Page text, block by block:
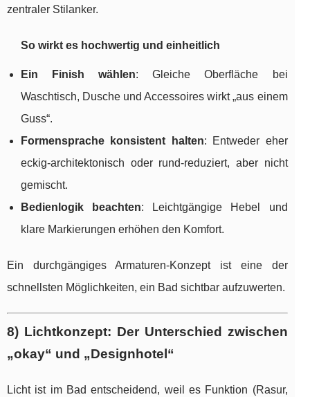
zentraler Stilanker.
So wirkt es hochwertig und einheitlich
Ein Finish wählen: Gleiche Oberfläche bei
Waschtisch, Dusche und Accessoires wirkt „aus einem
Guss“.
Formensprache konsistent halten: Entweder eher
eckig-architektonisch oder rund-reduziert, aber nicht
gemischt.
Bedienlogik beachten: Leichtgängige Hebel und
klare Markierungen erhöhen den Komfort.
Ein durchgängiges Armaturen-Konzept ist eine der
schnellsten Möglichkeiten, ein Bad sichtbar aufzuwerten.
8) Lichtkonzept: Der Unterschied zwischen
„okay“ und „Designhotel“
Licht ist im Bad entscheidend, weil es Funktion (Rasur,